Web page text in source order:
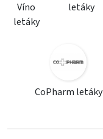
Víno
letáky
letáky
CoPharm letáky